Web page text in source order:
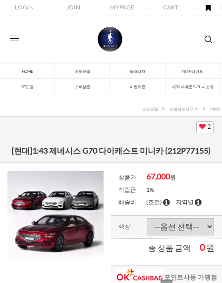
LOGIN JOIN MYPAGE CART
HOME 오토모델 돌프라자 데코-라이프
RC모델 스페셜존 이벤트존 제작-제휴문의/회사소개
오토모델 모형제조사/기타 PINO
2
[현대]1:43 제네시스 G70 다이캐스트 미니카 (212P77155)
상품가 67,000원
적립금
1%
배송비
(조건) 지역별
색상
총 상품 금액 0원
포인트사용 가맹점